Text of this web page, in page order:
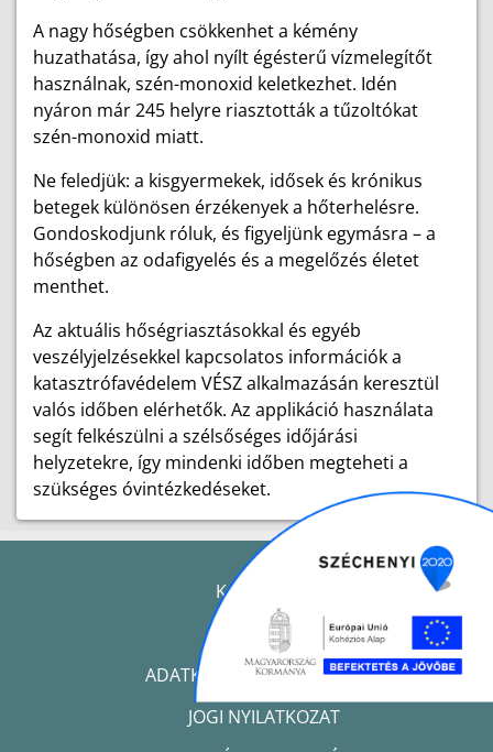
A nagy hőségben csökkenhet a kémény
huzathatása, így ahol nyílt égésterű vízmelegítőt
használnak, szén-monoxid keletkezhet. Idén
nyáron már 245 helyre riasztották a tűzoltókat
szén-monoxid miatt.
Ne feledjük: a kisgyermekek, idősek és krónikus
betegek különösen érzékenyek a hőterhelésre.
Gondoskodjunk róluk, és figyeljünk egymásra – a
hőségben az odafigyelés és a megelőzés életet
menthet.
Az aktuális hőségriasztásokkal és egyéb
veszélyjelzésekkel kapcsolatos információk a
katasztrófavédelem VÉSZ alkalmazásán keresztül
valós időben elérhetők. Az applikáció használata
segít felkészülni a szélsőséges időjárási
helyzetekre, így mindenki időben megteheti a
szükséges óvintézkedéseket.
KAPCSOLAT
IMPRESSZUM
ADATKEZELÉSI TÁJÉKOZTATÓ
JOGI NYILATKOZAT